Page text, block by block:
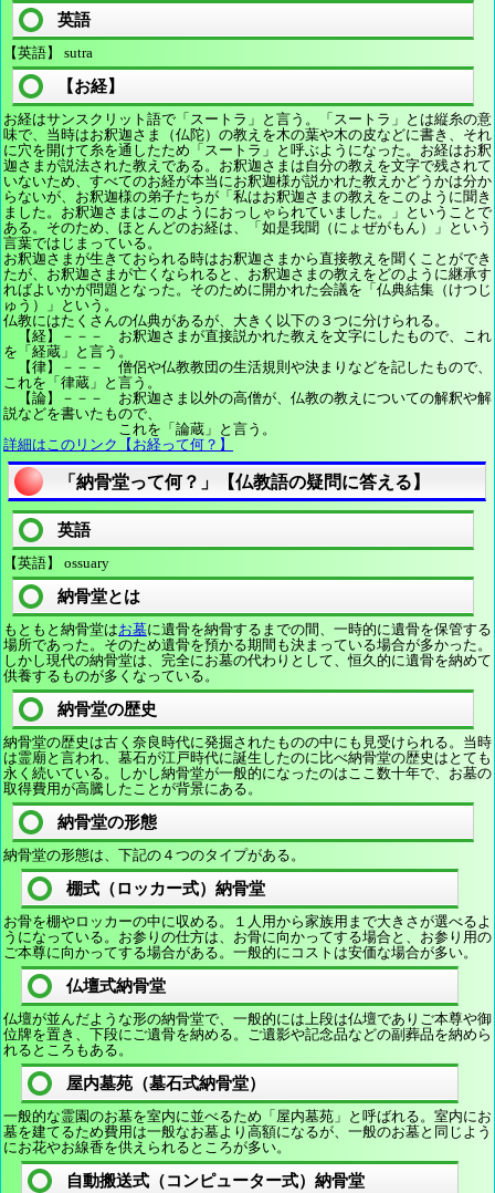
英語
【英語】 sutra
【お経】
お経はサンスクリット語で「スートラ」と言う。「スートラ」とは縦糸の意
味で、当時はお釈迦さま（仏陀）の教えを木の葉や木の皮などに書き、それ
に穴を開けて糸を通したため「スートラ」と呼ぶようになった。お経はお釈
迦さまが説法された教えである。お釈迦さまは自分の教えを文字で残されて
いないため、すべてのお経が本当にお釈迦様が説かれた教えかどうかは分か
らないが、お釈迦様の弟子たちが「私はお釈迦さまの教えをこのように聞き
ました。お釈迦さまはこのようにおっしゃられていました。」ということで
ある。そのため、ほとんどのお経は、「如是我聞（にょぜがもん）」という
言葉ではじまっている。
お釈迦さまが生きておられる時はお釈迦さまから直接教えを聞くことができ
たが、お釈迦さまが亡くなられると、お釈迦さまの教えをどのように継承す
ればよいかが問題となった。そのために開かれた会議を「仏典結集（けつじ
ゅう）」という。
仏教にはたくさんの仏典があるが、大きく以下の３つに分けられる。
【経】－－－ お釈迦さまが直接説かれた教えを文字にしたもので、これ
を「経蔵」と言う。
【律】－－－ 僧侶や仏教教団の生活規則や決まりなどを記したもので、
これを「律蔵」と言う。
【論】－－－ お釈迦さま以外の高僧が、仏教の教えについての解釈や解
説などを書いたもので、
これを「論蔵」と言う。
詳細はこのリンク【お経って何？】
「納骨堂って何？」【仏教語の疑問に答える】
英語
【英語】 ossuary
納骨堂とは
もともと納骨堂はお墓に遺骨を納骨するまでの間、一時的に遺骨を保管する
場所であった。そのため遺骨を預かる期間も決まっている場合が多かった。
しかし現代の納骨堂は、完全にお墓の代わりとして、恒久的に遺骨を納めて
供養するものが多くなっている。
納骨堂の歴史
納骨堂の歴史は古く奈良時代に発掘されたものの中にも見受けられる。当時
は霊廟と言われ、墓石が江戸時代に誕生したのに比べ納骨堂の歴史はとても
永く続いている。しかし納骨堂が一般的になったのはここ数十年で、お墓の
取得費用が高騰したことが背景にある。
納骨堂の形態
納骨堂の形態は、下記の４つのタイプがある。
棚式（ロッカー式）納骨堂
お骨を棚やロッカーの中に収める。１人用から家族用まで大きさが選べるよ
うになっている。お参りの仕方は、お骨に向かってする場合と、お参り用の
ご本尊に向かってする場合がある。一般的にコストは安価な場合が多い。
仏壇式納骨堂
仏壇が並んだような形の納骨堂で、一般的には上段は仏壇でありご本尊や御
位牌を置き、下段にご遺骨を納める。ご遺影や記念品などの副葬品を納めら
れるところもある。
屋内墓苑（墓石式納骨堂）
一般的な霊園のお墓を室内に並べるため「屋内墓苑」と呼ばれる。室内にお
墓を建てるため費用は一般なお墓より高額になるが、一般のお墓と同じよう
にお花やお線香を供えられるところが多い。
自動搬送式（コンピューター式）納骨堂